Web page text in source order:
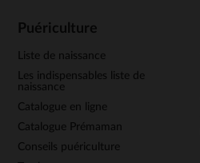
Puériculture
Liste de naissance
Les indispensables liste de
naissance
Catalogue en ligne
Catalogue Prémaman
Conseils puériculture